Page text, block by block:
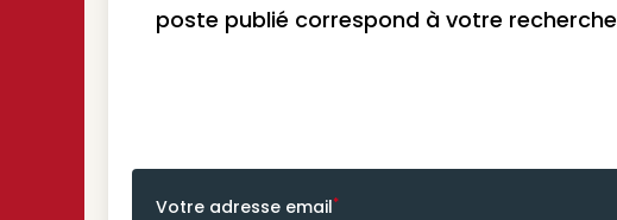
poste publié correspond à votre recherche
Votre adresse email*